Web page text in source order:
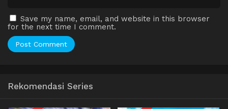
Save my name, email, and website in this browser
for the next time I comment.
Rekomendasi Series